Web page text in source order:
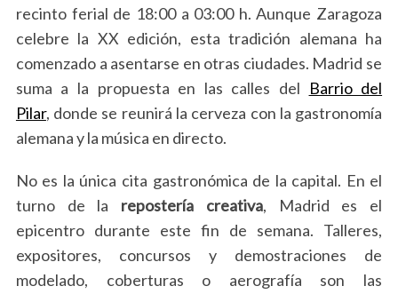
recinto ferial de 18:00 a 03:00 h. Aunque Zaragoza
celebre la XX edición, esta tradición alemana ha
comenzado a asentarse en otras ciudades. Madrid se
suma a la propuesta en las calles del Barrio del
Pilar, donde se reunirá la cerveza con la gastronomía
alemana y la música en directo.
No es la única cita gastronómica de la capital. En el
turno de la repostería creativa, Madrid es el
epicentro durante este fin de semana. Talleres,
expositores, concursos y demostraciones de
modelado, coberturas o aerografía son las